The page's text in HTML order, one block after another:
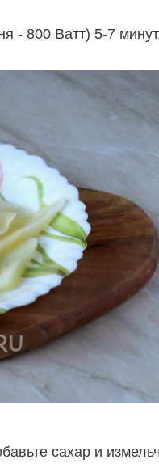
- 800 Ватт) 5-7
сахар и